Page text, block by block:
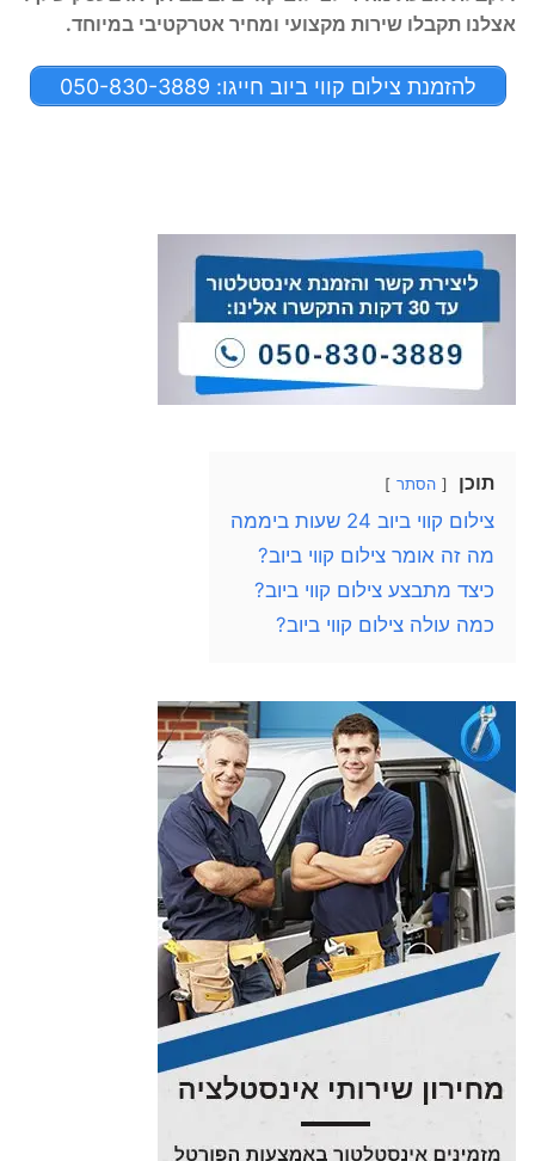
אצלנו תקבלו שירות מקצועי ומחיר אטרקטיבי במיוחד.
להזמנת צילום קווי ביוב חייגו: 050-830-3889
תוכן הסתר
צילום קווי ביוב 24 שעות ביממה
מה זה אומר צילום קווי ביוב?
כיצד מתבצע צילום קווי ביוב?
כמה עולה צילום קווי ביוב?